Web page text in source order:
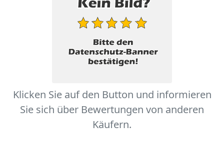
Klicken Sie auf den Button und informieren
Sie sich über Bewertungen von anderen
Käufern.